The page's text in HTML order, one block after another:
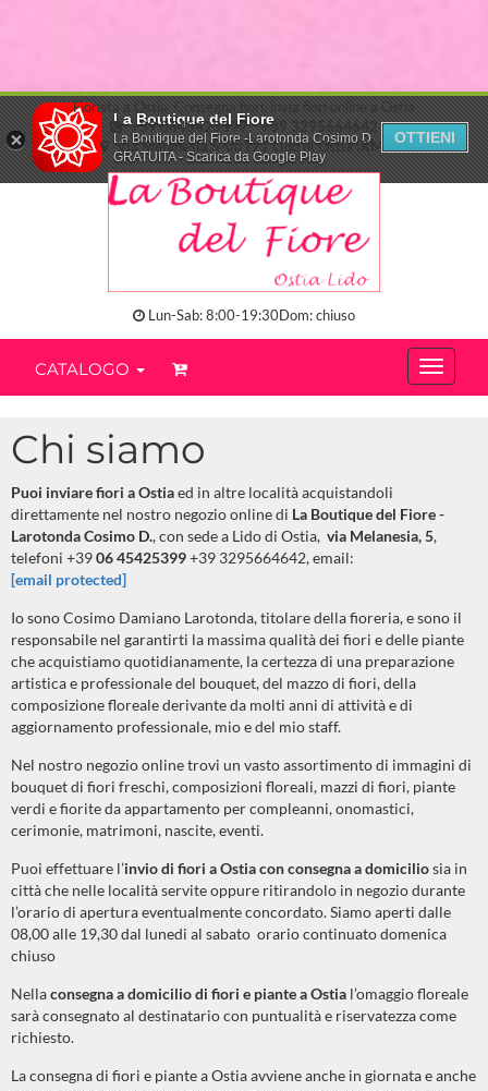
La Boutique del Fiore
La Boutique del Fiore -Larotonda Cosimo D.
GRATUITA - Scarica da Google Play
OTTIENI
Fiorista a Ostia. Consegna fiori, invia fiori online a Ostia
+39 0645425399
+39 3295664642
Via Melanesia,5-00121 Lido di Ostia (RM)
Lun-Sab: 8:00-19:30Dom: chiuso
CATALOGO
Chi siamo
Puoi inviare fiori a Ostiaed in altre località acquistandoli
direttamente nel nostro negozio online di La Boutique del Fiore -
Larotonda Cosimo D., con sede a Lido di Ostia, via Melanesia, 5,
telefoni +3906 45425399+39 3295664642, email:
[email protected]
Io sono Cosimo Damiano Larotonda, titolare della fioreria, e sono il
responsabile nel garantirti la massima qualità dei fiori e delle piante
che acquistiamo quotidianamente, la certezza di una preparazione
artistica e professionale del bouquet, del mazzo di fiori, della
composizione floreale derivante da molti anni di attività e di
aggiornamento professionale, mio e del mio staff.
Nel nostro negozio online trovi un vasto assortimento di immagini di
bouquet di fiori freschi, composizioni floreali, mazzi di fiori, piante
verdi e fiorite da appartamento per compleanni, onomastici,
cerimonie, matrimoni, nascite, eventi.
Puoi effettuare l’invio di fiori a Ostiacon consegna a domiciliosia in
città che nelle località servite oppure ritirandolo in negozio durante
l’orario di apertura eventualmente concordato. Siamo aperti dalle
08,00 alle 19,30 dal lunedi al sabato orario continuato domenica
chiuso
Nellaconsegna a domicilio di fiori e piante a Ostia l’omaggio floreale
sarà consegnato al destinatario con puntualità e riservatezza come
richiesto.
La consegna di fiori e piante a Ostia avviene anche in giornata e anche